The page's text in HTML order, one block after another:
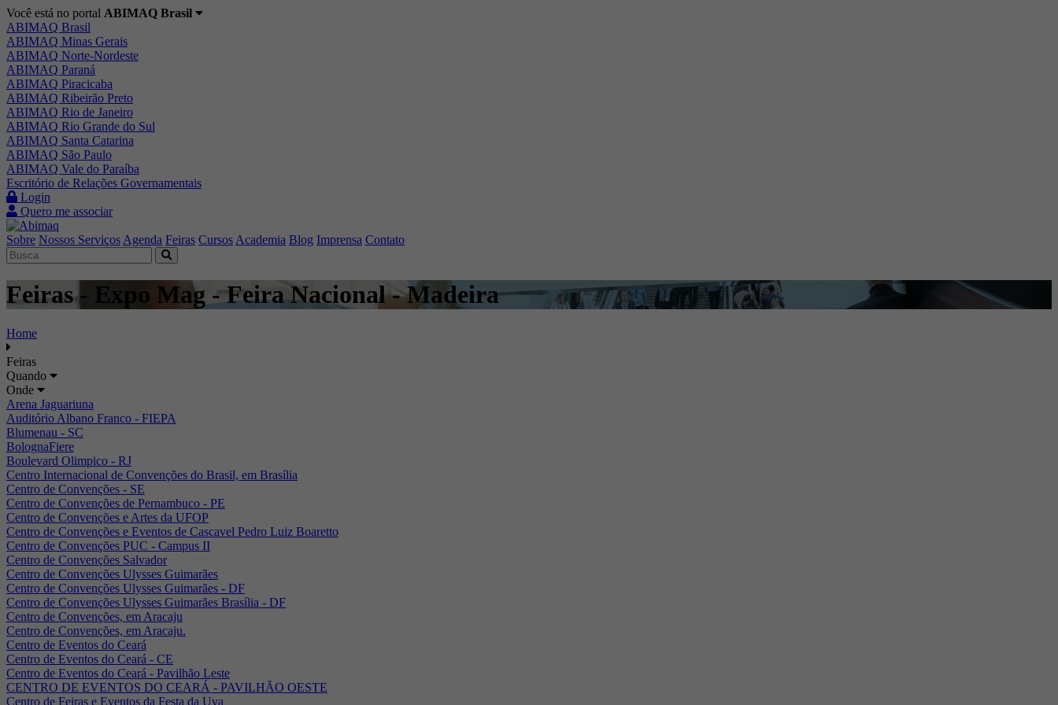
Você está no portal ABIMAQ Brasil
ABIMAQ Brasil
ABIMAQ Minas Gerais
ABIMAQ Norte-Nordeste
ABIMAQ Paraná
ABIMAQ Piracicaba
ABIMAQ Ribeirão Preto
ABIMAQ Rio de Janeiro
ABIMAQ Rio Grande do Sul
ABIMAQ Santa Catarina
ABIMAQ São Paulo
ABIMAQ Vale do Paraíba
Escritório de Relações Governamentais
Login
Quero me associar
Sobre Nossos Serviços Agenda Feiras Cursos Academia Blog Imprensa Contato
Feiras - Expo Mag - Feira Nacional - Madeira
Home
Feiras
Quando
Onde
Arena Jaguariuna
Auditório Albano Franco - FIEPA
Blumenau - SC
BolognaFiere
Boulevard Olimpico - RJ
Centro Internacional de Convenções do Brasil, em Brasília
Centro de Convenções - SE
Centro de Convenções de Pernambuco - PE
Centro de Convenções e Artes da UFOP
Centro de Convenções e Eventos de Cascavel Pedro Luiz Boaretto
Centro de Convenções PUC - Campus II
Centro de Convenções Salvador
Centro de Convenções Ulysses Guimarães
Centro de Convenções Ulysses Guimarães - DF
Centro de Convenções Ulysses Guimarães Brasília - DF
Centro de Convenções, em Aracaju
Centro de Convenções, em Aracaju.
Centro de Eventos do Ceará
Centro de Eventos do Ceará - CE
Centro de Eventos do Ceará - Pavilhão Leste
CENTRO DE EVENTOS DO CEARÁ - PAVILHÃO OESTE
Centro de Feiras e Eventos da Festa da Uva